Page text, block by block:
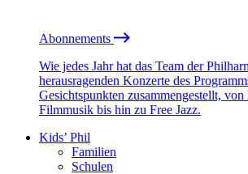
Abonnements
Wie jedes Jahr hat das Team der
herausragenden Konzerte des
Gesichtspunkten zusammengestellt,
Filmmusik bis hin zu Free Jazz.
Kids’ Phil
Familien
Schulen